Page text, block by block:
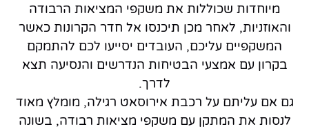
מיוחדות שכוללות את משקפי המציאות הרבודה
והאוזניות, לאחר מכן תיכנסו אל חדר הקרונות כאשר
המשקפיים עליכם, העובדים יסייעו לכם להתמקם
בקרון עם אמצעי הבטיחות הנדרשים והנסיעה תצא
לדרך.
גם אם עליתם על רכבת אירוסאט רגילה, מומלץ מאוד
לנסות את המתקן עם משקפי מציאות רבודה, בשונה